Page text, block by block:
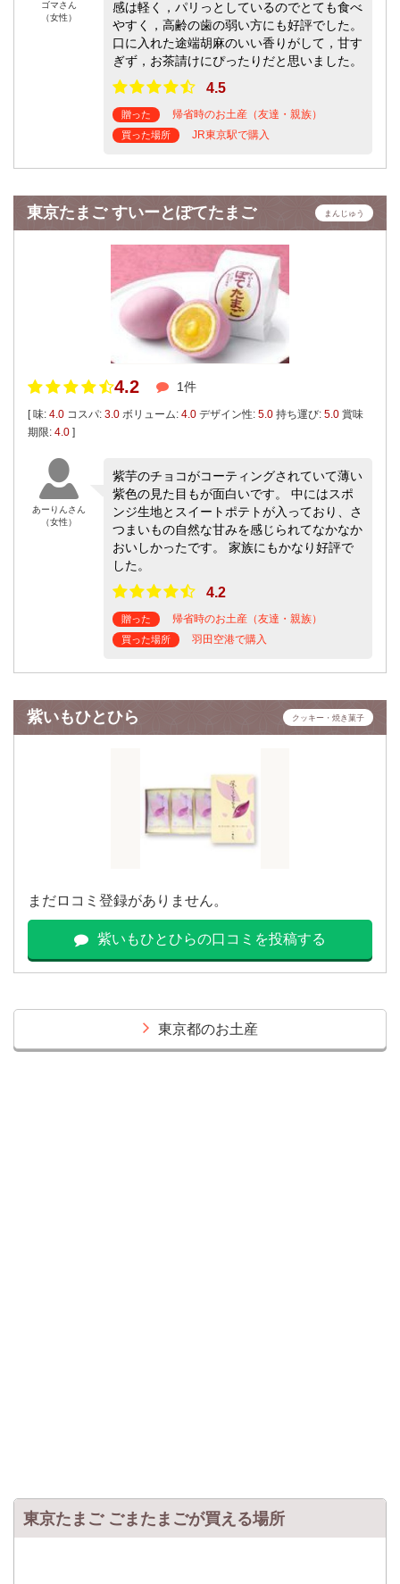
ゴマさん
（女性）
感は軽く，パリっとしているのでとても食べ
やすく，高齢の歯の弱い方にも好評でした。
口に入れた途端胡麻のいい香りがして，甘す
ぎず，お茶請けにぴったりだと思いました。
4.5
贈った 帰省時のお土産（友達・親族）
買った場所 JR東京駅で購入
東京たまご すいーとぽてたまご まんじゅう
4.2 1件
[ 味: 4.0 コスパ: 3.0 ボリューム: 4.0 デザイン性: 5.0 持ち運び: 5.0 賞味
期限: 4.0 ]
あーりんさん
（女性）
紫芋のチョコがコーティングされていて薄い
紫色の見た目もが面白いです。 中にはスポ
ンジ生地とスイートポテトが入っており、さ
つまいもの自然な甘みを感じられてなかなか
おいしかったです。 家族にもかなり好評で
した。
4.2
贈った 帰省時のお土産（友達・親族）
買った場所 羽田空港で購入
紫いもひとひら クッキー・焼き菓子
まだロコミ登録がありません。
紫いもひとひらの口コミを投稿する
東京都のお土産
東京たまご ごまたまごが買える場所